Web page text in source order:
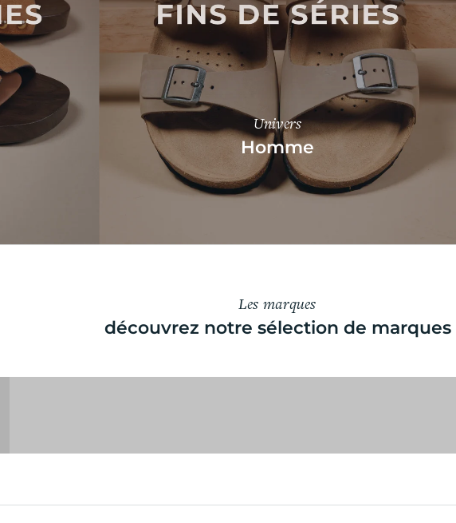
Univers
Homme
Les marques
découvrez notre sélection de marques